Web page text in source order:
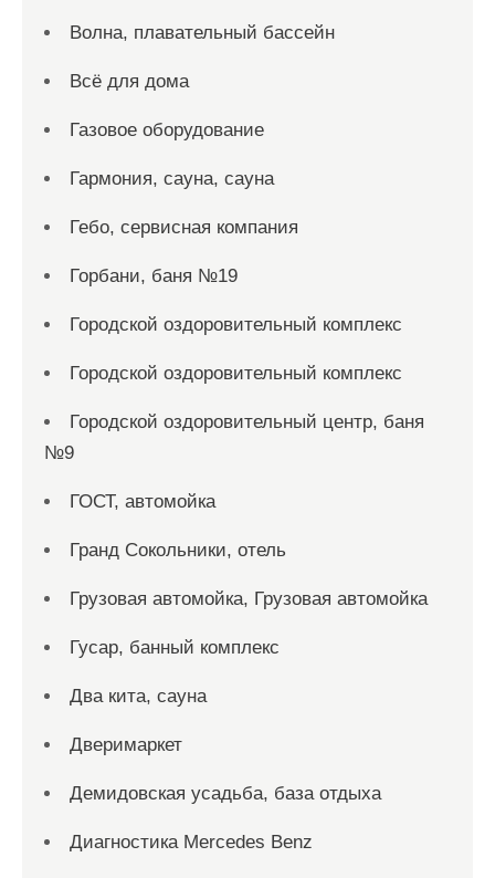
Волна, плавательный бассейн
Всё для дома
Газовое оборудование
Гармония, сауна, сауна
Гебо, сервисная компания
Горбани, баня №19
Городской оздоровительный комплекс
Городской оздоровительный комплекс
Городской оздоровительный центр, баня
№9
ГОСТ, автомойка
Гранд Сокольники, отель
Грузовая автомойка, Грузовая автомойка
Гусар, банный комплекс
Два кита, сауна
Дверимаркет
Демидовская усадьба, база отдыха
Диагностика Mercedes Benz